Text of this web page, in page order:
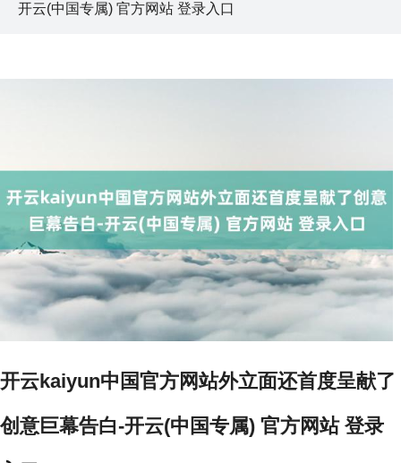
开云(中国专属) 官方网站 登录入口
开云kaiyun中国官方网站外立面还首度呈献了
创意巨幕告白-开云(中国专属) 官方网站 登录